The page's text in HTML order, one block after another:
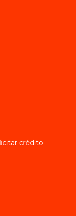
crédito